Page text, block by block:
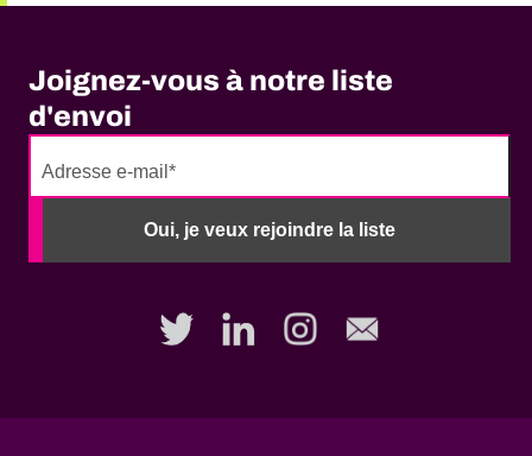
Joignez-vous à notre liste
d'envoi
Oui, je veux rejoindre la liste
No
fill